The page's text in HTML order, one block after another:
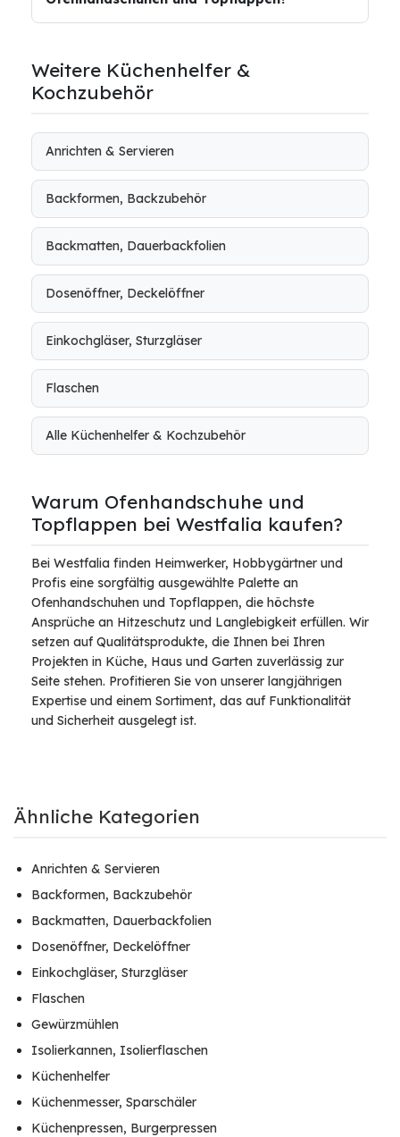
Weitere Küchenhelfer &
Kochzubehör
Anrichten & Servieren
Backformen, Backzubehör
Backmatten, Dauerbackfolien
Dosenöffner, Deckelöffner
Einkochgläser, Sturzgläser
Flaschen
Alle Küchenhelfer & Kochzubehör
Warum Ofenhandschuhe und
Topflappen bei Westfalia kaufen?
Bei Westfalia finden Heimwerker, Hobbygärtner und
Profis eine sorgfältig ausgewählte Palette an
Ofenhandschuhen und Topflappen, die höchste
Ansprüche an Hitzeschutz und Langlebigkeit erfüllen. Wir
setzen auf Qualitätsprodukte, die Ihnen bei Ihren
Projekten in Küche, Haus und Garten zuverlässig zur
Seite stehen. Profitieren Sie von unserer langjährigen
Expertise und einem Sortiment, das auf Funktionalität
und Sicherheit ausgelegt ist.
Ähnliche Kategorien
Anrichten & Servieren
Backformen, Backzubehör
Backmatten, Dauerbackfolien
Dosenöffner, Deckelöffner
Einkochgläser, Sturzgläser
Flaschen
Gewürzmühlen
Isolierkannen, Isolierflaschen
Küchenhelfer
Küchenmesser, Sparschäler
Küchenpressen, Burgerpressen